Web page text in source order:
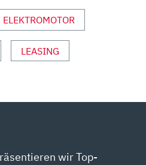
ELEKTROMOTOR
LEASING
wir Top-